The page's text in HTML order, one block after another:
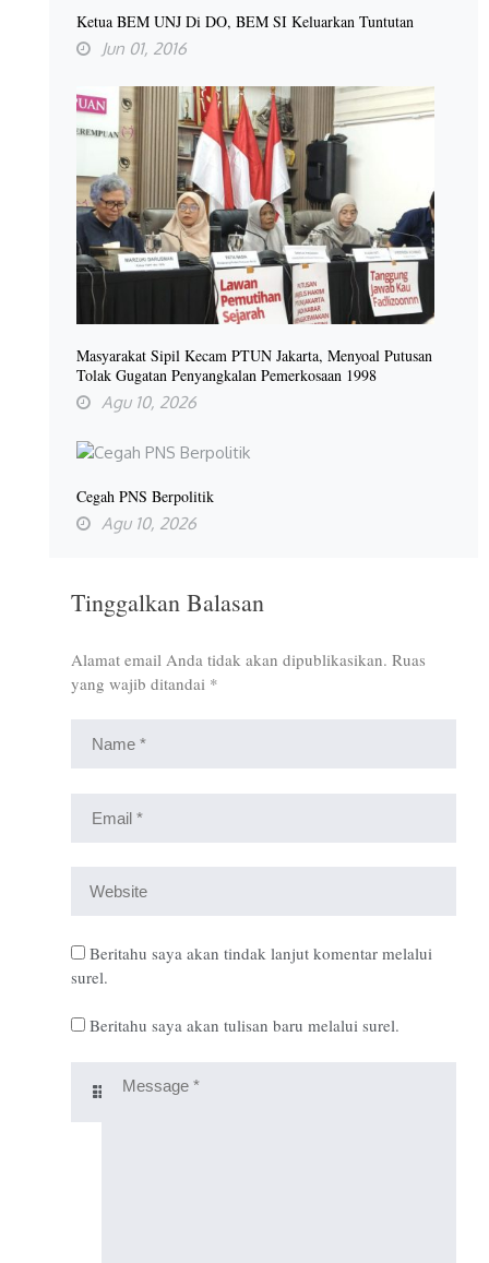
Ketua BEM UNJ Di DO, BEM SI Keluarkan Tuntutan
Jun 01, 2016
Masyarakat Sipil Kecam PTUN Jakarta, Menyoal Putusan
Tolak Gugatan Penyangkalan Pemerkosaan 1998
Agu 10, 2026
Cegah PNS Berpolitik
Agu 10, 2026
Tinggalkan Balasan
Alamat email Anda tidak akan dipublikasikan. Ruas
yang wajib ditandai *
Beritahu saya akan tindak lanjut komentar melalui
surel.
Beritahu saya akan tulisan baru melalui surel.